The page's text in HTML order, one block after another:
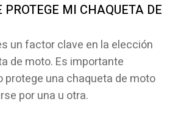
MI CHAQUETA DE
un factor clave en la elección
de moto. Es importante
protege una chaqueta de moto
por una u otra.